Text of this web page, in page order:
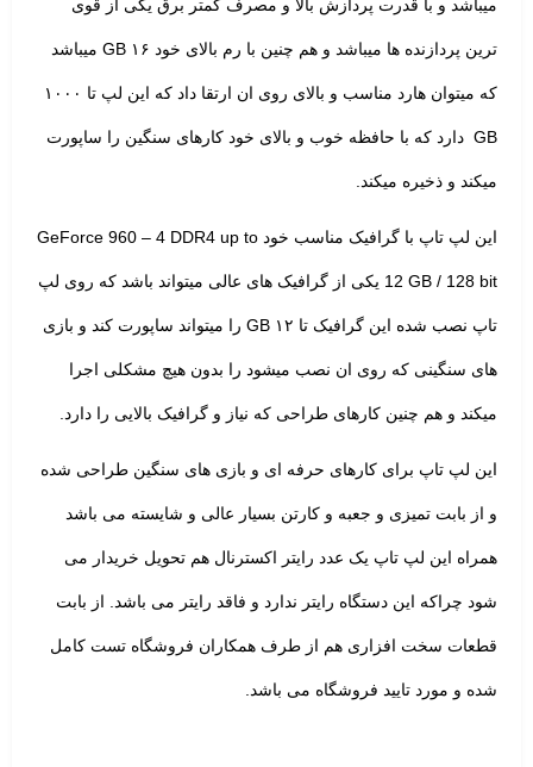
میباشد و با قدرت پردازش بالا و مصرف کمتر برق یکی از قوی
ترین پردازنده ها میباشد و هم چنین با رم بالای خود ۱۶ GB میباشد
که میتوان هارد مناسب و بالای روی ان ارتقا داد که این لپ تا ۱۰۰۰
GB دارد که با حافظه خوب و بالای خود کارهای سنگین را ساپورت
میکند و ذخیره میکند.
این لپ تاپ با گرافیک مناسب خود GeForce 960 – 4 DDR4 up to
12 GB / 128 bit یکی از گرافیک های عالی میتواند باشد که روی لپ
تاپ نصب شده این گرافیک تا ۱۲ GB را میتواند ساپورت کند و بازی
های سنگینی که روی ان نصب میشود را بدون هیچ مشکلی اجرا
میکند و هم چنین کارهای طراحی که نیاز و گرافیک بالایی را دارد.
این لپ تاپ برای کارهای حرفه ای و بازی های سنگین طراحی شده
و از بابت تمیزی و جعبه و کارتن بسیار عالی و شایسته می باشد
همراه این لپ تاپ یک عدد رایتر اکسترنال هم تحویل خریدار می
شود چراکه این دستگاه رایتر ندارد و فاقد رایتر می باشد. از بابت
قطعات سخت افزاری هم از طرف همکاران فروشگاه تست کامل
شده و مورد تایید فروشگاه می باشد.